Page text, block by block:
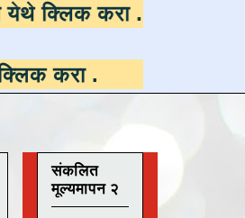
येथे क्लिक करा
संकलित
मूल्यमापन २